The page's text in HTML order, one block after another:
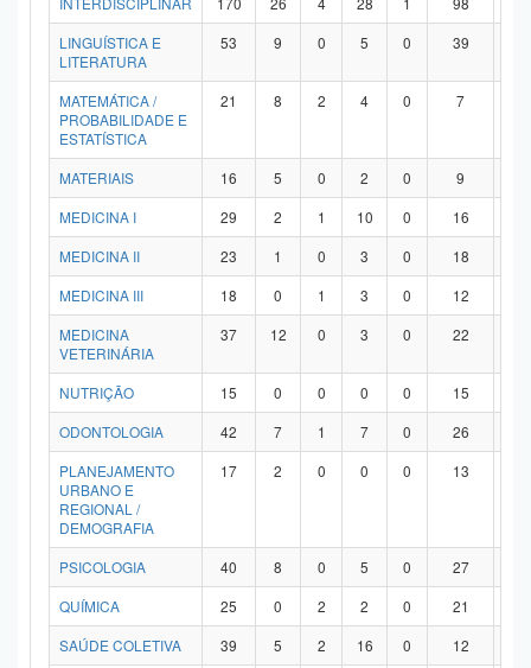
LINGUÍSTICA E
LITERATURA
53 9 0 5 0 39
MATEMÁTICA /
PROBABILIDADE E
ESTATÍSTICA
21 8 2 4 0 7
MATERIAIS 16 5 0 2 0 9
MEDICINA I
29 2 1 10 0 16
MEDICINA II
23 1 0 3 0 18
MEDICINA III
18 0 1 3 0 12
MEDICINA
VETERINÁRIA
37 12 0 3 0 22
NUTRIÇÃO 15 0 0 0 0 15
ODONTOLOGIA
42 7 1 7 0 26
PLANEJAMENTO
URBANO E
REGIONAL /
DEMOGRAFIA
17 2 0 0 0 13
PSICOLOGIA 40 8 0 5 0 27
QUÍMICA
25 0 2 2 0 21
SAÚDE COLETIVA
39 5 2 16 0 12